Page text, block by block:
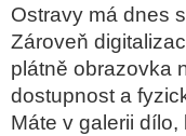
Ostravy má dnes
Zároveň
plátně obrazovka
dostupnost a
Máte v galerii